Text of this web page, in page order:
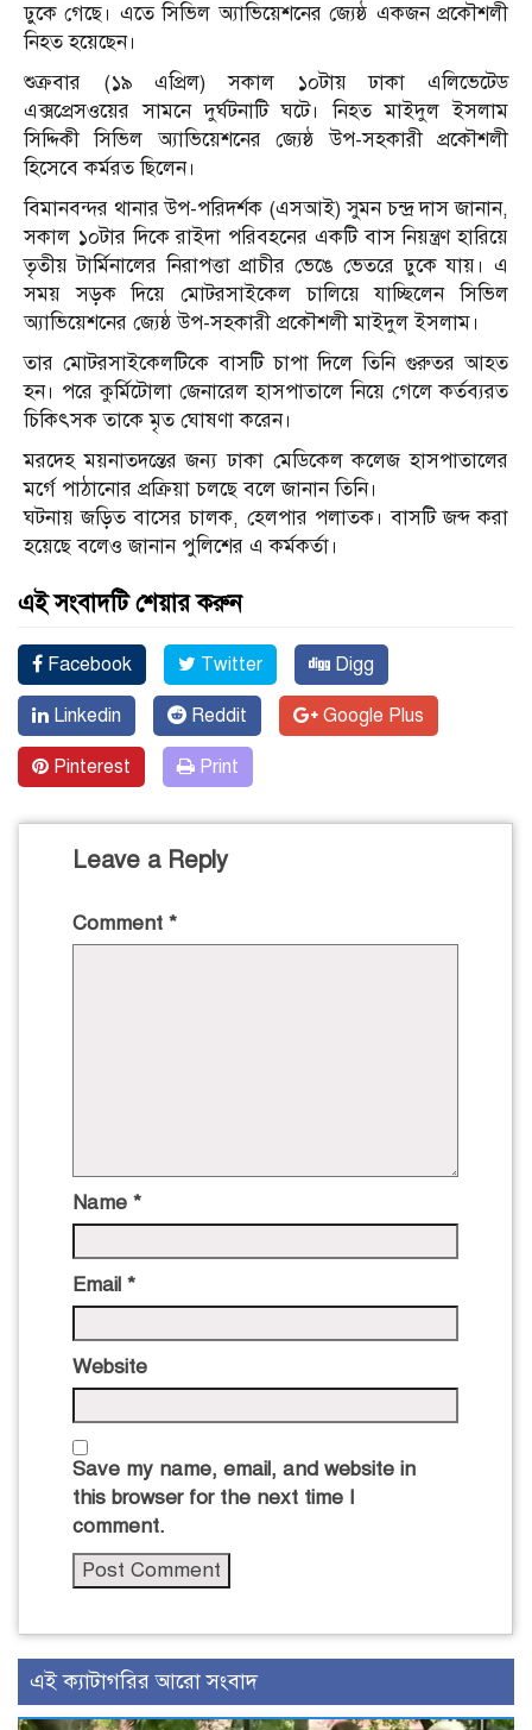
ঢুকে গেছে। এতে সিভিল অ্যাভিয়েশনের জ্যেষ্ঠ একজন প্রকৌশলী
নিহত হয়েছেন।
শুক্রবার (১৯ এপ্রিল) সকাল ১০টায় ঢাকা এলিভেটেড
এক্সপ্রেসওয়ের সামনে দুর্ঘটনাটি ঘটে। নিহত মাইদুল ইসলাম
সিদ্দিকী সিভিল অ্যাভিয়েশনের জ্যেষ্ঠ উপ-সহকারী প্রকৌশলী
হিসেবে কর্মরত ছিলেন।
বিমানবন্দর থানার উপ-পরিদর্শক (এসআই) সুমন চন্দ্র দাস জানান,
সকাল ১০টার দিকে রাইদা পরিবহনের একটি বাস নিয়ন্ত্রণ হারিয়ে
তৃতীয় টার্মিনালের নিরাপত্তা প্রাচীর ভেঙে ভেতরে ঢুকে যায়। এ
সময় সড়ক দিয়ে মোটরসাইকেল চালিয়ে যাচ্ছিলেন সিভিল
অ্যাভিয়েশনের জ্যেষ্ঠ উপ-সহকারী প্রকৌশলী মাইদুল ইসলাম।
তার মোটরসাইকেলটিকে বাসটি চাপা দিলে তিনি গুরুতর আহত
হন। পরে কুর্মিটোলা জেনারেল হাসপাতালে নিয়ে গেলে কর্তব্যরত
চিকিৎসক তাকে মৃত ঘোষণা করেন।
মরদেহ ময়নাতদন্তের জন্য ঢাকা মেডিকেল কলেজ হাসপাতালের
মর্গে পাঠানোর প্রক্রিয়া চলছে বলে জানান তিনি।
ঘটনায় জড়িত বাসের চালক, হেলপার পলাতক। বাসটি জব্দ করা
হয়েছে বলেও জানান পুলিশের এ কর্মকর্তা।
এই সংবাদটি শেয়ার করুন
Facebook Twitter Digg
Linkedin Reddit Google Plus
Pinterest Print
Leave a Reply
Comment *
Name *
Email *
Website
Save my name, email, and website in
this browser for the next time I
comment.
এই ক্যাটাগরির আরো সংবাদ